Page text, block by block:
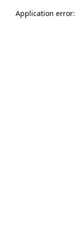
Application